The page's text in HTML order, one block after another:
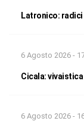
Latronico: radici
6 Agosto 2026 -
Cicala:
6 Agosto 2026 -